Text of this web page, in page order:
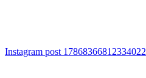
Instagram post 17868366812334022